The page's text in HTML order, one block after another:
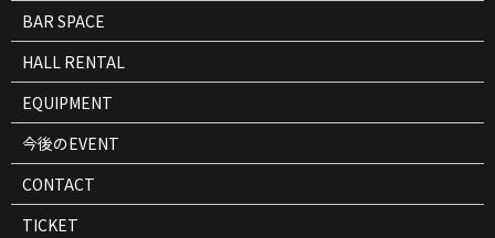
BAR SPACE
HALL RENTAL
EQUIPMENT
今後のEVENT
CONTACT
TICKET